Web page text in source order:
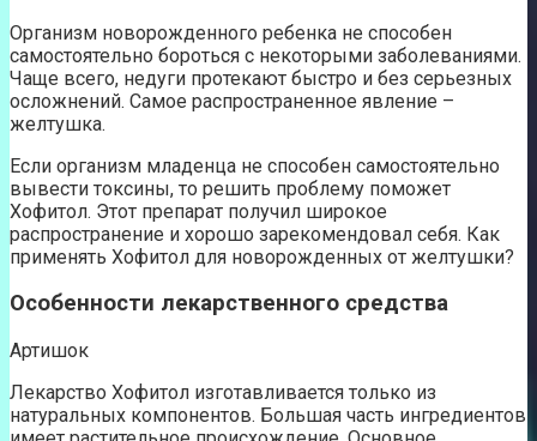
Организм новорожденного ребенка не способен
самостоятельно бороться с некоторыми заболеваниями.
Чаще всего, недуги протекают быстро и без серьезных
осложнений. Самое распространенное явление –
желтушка.
Если организм младенца не способен самостоятельно
вывести токсины, то решить проблему поможет
Хофитол. Этот препарат получил широкое
распространение и хорошо зарекомендовал себя. Как
применять Хофитол для новорожденных от желтушки?
Особенности лекарственного средства
Артишок
Лекарство Хофитол изготавливается только из
натуральных компонентов. Большая часть ингредиентов